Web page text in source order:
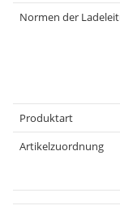
Normen der
Produktart
Artikelzuordnung